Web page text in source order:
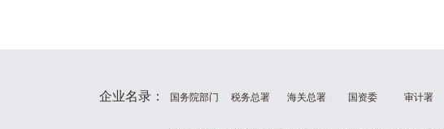
企业名录： 国务院部门 税务总署 海关总署 国资委 审计署